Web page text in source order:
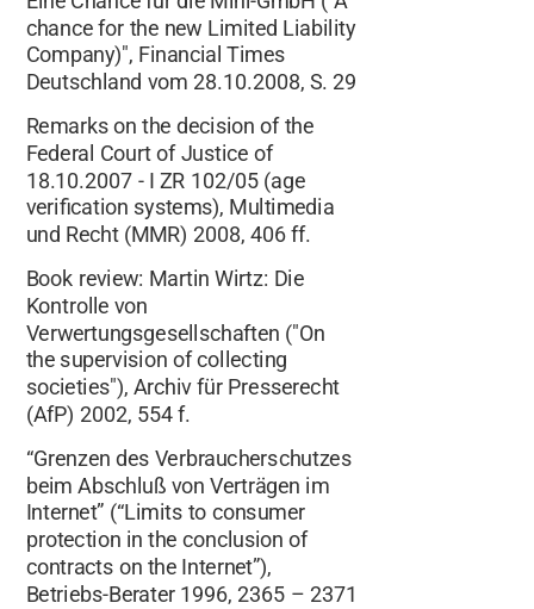
chance for the new Limited Liability
Company)", Financial Times
Deutschland vom 28.10.2008, S. 29
Remarks on the decision of the
Federal Court of Justice of
18.10.2007 - I ZR 102/05 (age
verification systems), Multimedia
und Recht (MMR) 2008, 406 ff.
Book review: Martin Wirtz: Die
Kontrolle von
Verwertungsgesellschaften ("On
the supervision of collecting
societies"), Archiv für Presserecht
(AfP) 2002, 554 f.
“Grenzen des Verbraucherschutzes
beim Abschluß von Verträgen im
Internet” (“Limits to consumer
protection in the conclusion of
contracts on the Internet”),
Betriebs-Berater 1996, 2365 – 2371